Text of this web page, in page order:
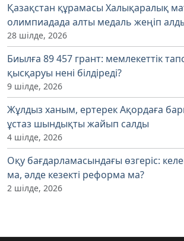
Қазақстан құрамасы Халықаралық
олимпиадада алты медаль жеңіп
28 шілде, 2026
Биылға 89 457 грант: мемлекеттік
қысқаруы нені білдіреді?
9 шілде, 2026
Жұлдыз ханым, ертерек Ақордаға
ұстаз шындықты жайып салды
4 шілде, 2026
Оқу бағдарламасындағы өзгеріс:
ма, әлде кезекті реформа ма?
2 шілде, 2026